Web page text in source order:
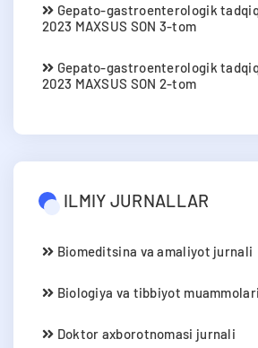
Gepato-gastroenterologik
2023 MAXSUS SON 3-tom
Gepato-gastroenterologik
2023 MAXSUS SON 2-tom
ILMIY JURNALLAR
Biomeditsina va amaliyot jurnali
Biologiya va tibbiyot
Doktor axborotnomasi jurnali